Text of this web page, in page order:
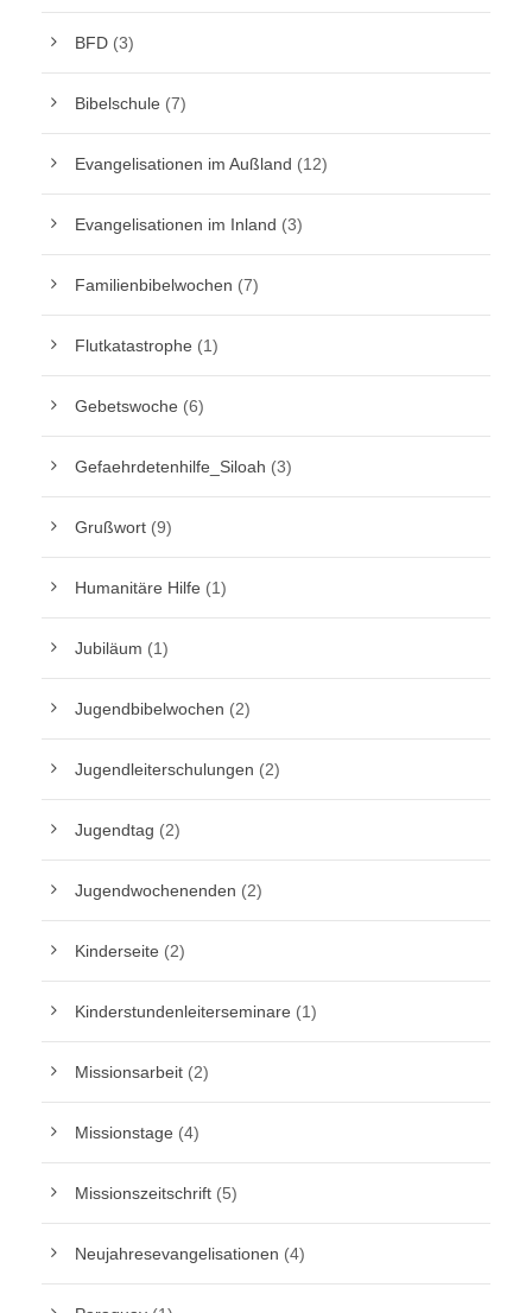
BFD (3)
Bibelschule (7)
Evangelisationen im Außland (12)
Evangelisationen im Inland (3)
Familienbibelwochen (7)
Flutkatastrophe (1)
Gebetswoche (6)
Gefaehrdetenhilfe_Siloah (3)
Grußwort (9)
Humanitäre Hilfe (1)
Jubiläum (1)
Jugendbibelwochen (2)
Jugendleiterschulungen (2)
Jugendtag (2)
Jugendwochenenden (2)
Kinderseite (2)
Kinderstundenleiterseminare (1)
Missionsarbeit (2)
Missionstage (4)
Missionszeitschrift (5)
Neujahresevangelisationen (4)